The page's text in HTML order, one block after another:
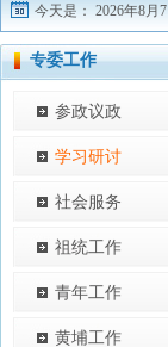
今天是： 2026年8月
专委工作
参政议政
学习研讨
社会服务
祖统工作
青年工作
黄埔工作